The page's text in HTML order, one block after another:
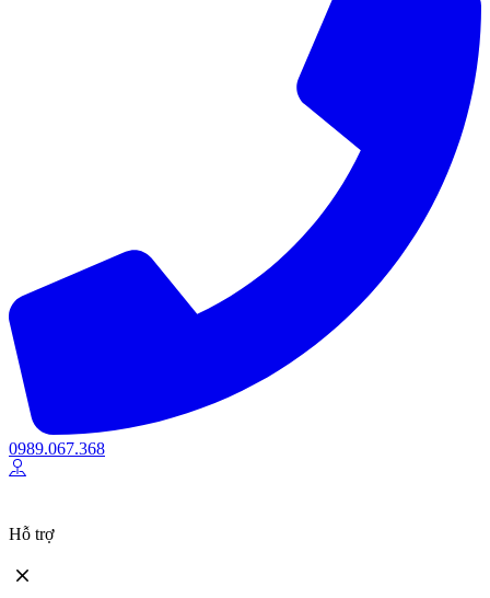
0989.067.368
Hỗ trợ